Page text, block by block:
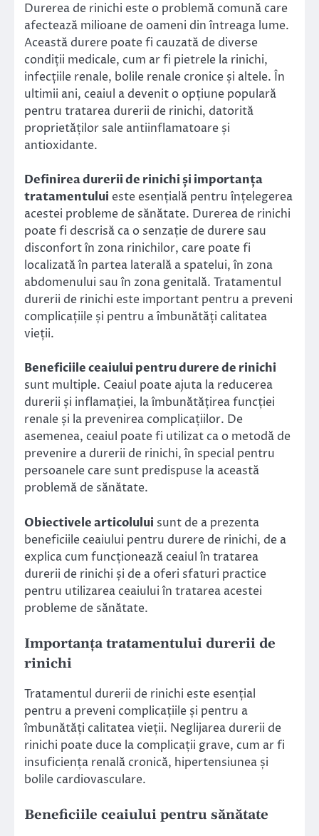
Durerea de rinichi este o problemă comună care
afectează milioane de oameni din întreaga lume.
Această durere poate fi cauzată de diverse
condiții medicale, cum ar fi pietrele la rinichi,
infecțiile renale, bolile renale cronice și altele. În
ultimii ani, ceaiul a devenit o opțiune populară
pentru tratarea durerii de rinichi, datorită
proprietăților sale antiinflamatoare și
antioxidante.
Definirea durerii de rinichi și importanța
tratamentului este esențială pentru înțelegerea
acestei probleme de sănătate. Durerea de rinichi
poate fi descrisă ca o senzație de durere sau
disconfort în zona rinichilor, care poate fi
localizată în partea laterală a spatelui, în zona
abdomenului sau în zona genitală. Tratamentul
durerii de rinichi este important pentru a preveni
complicațiile și pentru a îmbunătăți calitatea
vieții.
Beneficiile ceaiului pentru durere de rinichi
sunt multiple. Ceaiul poate ajuta la reducerea
durerii și inflamației, la îmbunătățirea funcției
renale și la prevenirea complicațiilor. De
asemenea, ceaiul poate fi utilizat ca o metodă de
prevenire a durerii de rinichi, în special pentru
persoanele care sunt predispuse la această
problemă de sănătate.
Obiectivele articolului sunt de a prezenta
beneficiile ceaiului pentru durere de rinichi, de a
explica cum funcționează ceaiul în tratarea
durerii de rinichi și de a oferi sfaturi practice
pentru utilizarea ceaiului în tratarea acestei
probleme de sănătate.
Importanța tratamentului durerii de
rinichi
Tratamentul durerii de rinichi este esențial
pentru a preveni complicațiile și pentru a
îmbunătăți calitatea vieții. Neglijarea durerii de
rinichi poate duce la complicații grave, cum ar fi
insuficiența renală cronică, hipertensiunea și
bolile cardiovasculare.
Beneficiile ceaiului pentru sănătate